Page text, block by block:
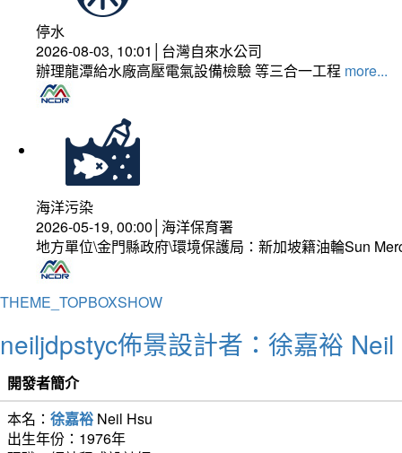
停水
2026-08-03, 10:01│台灣自來水公司
辦理龍潭給水廠高壓電氣設備檢驗 等三合一工程 more...
海洋污染
2026-05-19, 00:00│海洋保育署
地方單位\金門縣政府\環境保護局：新加坡籍油輪Sun
THEME_TOPBOXSHOW
neiljdpstyc佈景設計者：徐嘉裕
開發者簡介
本名： 徐嘉裕 Neil Hsu
出生年份：1976年